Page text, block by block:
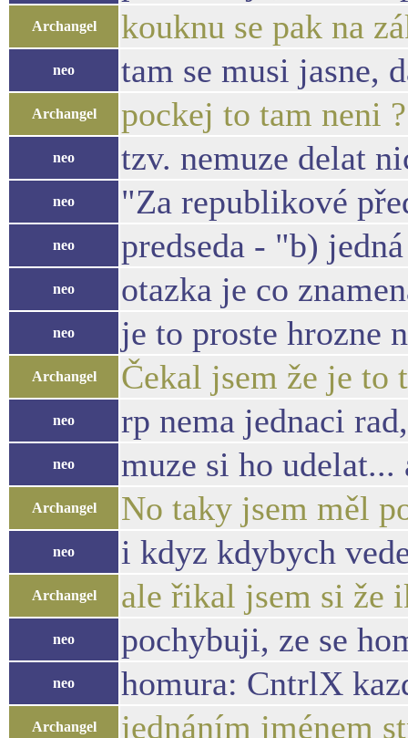
Archangel kouknu se pak na
neo tam se musi jasne,
Archangel pockej to tam neni ?
neo tzv. nemuze delat
neo "Za republikové
neo predseda - "b)
neo otazka je co
neo je to proste hrozne
Archangel Čekal jsem že je to
neo rp nema jednaci
neo muze si ho
Archangel No taky jsem měl
neo i kdyz kdybych
Archangel ale řikal jsem si že
neo pochybuji, ze se
neo homura: CntrlX
Archangel jednáním jménem